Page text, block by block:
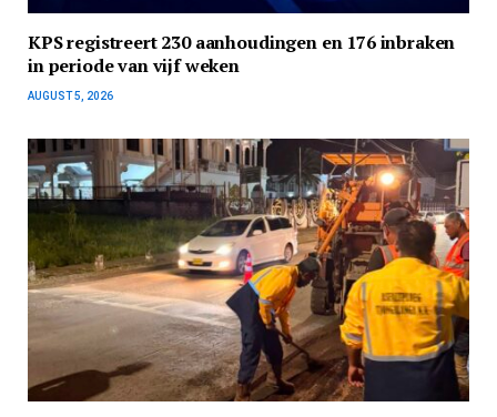
KPS registreert 230 aanhoudingen en 176 inbraken
in periode van vijf weken
AUGUST 5, 2026